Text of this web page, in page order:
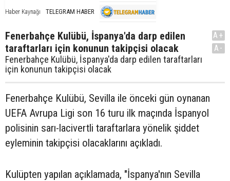
Haber Kaynağı TELEGRAM HABER
Fenerbahçe Kulübü, İspanya'da darp edilen
taraftarları için konunun takipçisi olacak
Fenerbahçe Kulübü, İspanya'da darp edilen taraftarları
için konunun takipçisi olacak
A+
A-
Fenerbahçe Kulübü, Sevilla ile önceki gün oynanan
UEFA Avrupa Ligi son 16 turu ilk maçında İspanyol
polisinin sarı-lacivertli taraftarlara yönelik şiddet
eyleminin takipçisi olacaklarını açıkladı.
Kulüpten yapılan açıklamada, "İspanya'nın Sevilla